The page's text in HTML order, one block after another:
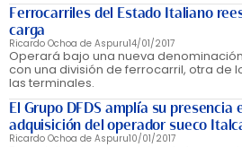
Ferrocarriles del Estado Italiano
carga
Ricardo Ochoa de Aspuru14/01/2017
Operará bajo una nueva
con una división de ferrocarril, otra de
las terminales.
El Grupo DFDS amplía su presencia
adquisición del operador sueco
Ricardo Ochoa de Aspuru10/01/2017